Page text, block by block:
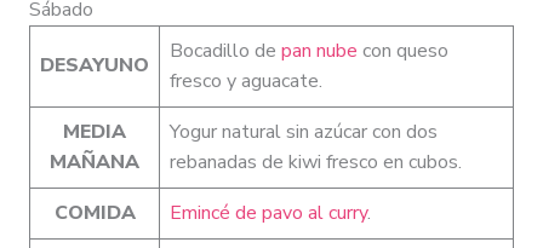
Sábado
DESAYUNO
Bocadillo de pan nube con queso
fresco y aguacate.
MEDIA
MAÑANA
Yogur natural sin azúcar con dos
rebanadas de kiwi fresco en cubos.
COMIDA
Emincé de pavo al curry.